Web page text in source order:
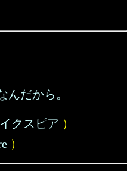
んだから。
クスピア ）
）